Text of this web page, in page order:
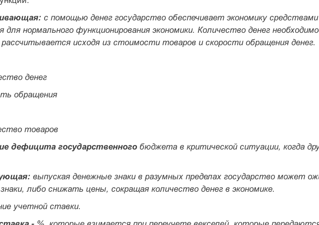
с помощью денег государство обеспечивает экономику
для нормального функционирования экономики. Количество денег
рассчитывается исходя из стоимости товаров и скорости обращения денег.
денег
обращения
товаров
дефицита государственногобюджета в критической ситуации, когда
выпуская денежные знаки в разумных пределах государство может
либо снижать цены, сокращая количество денег в экономике.
учетной ставки.